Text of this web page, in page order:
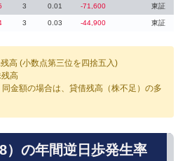
3 0.01 -71,600 東証
3 0.03 -44,900 東証
残高 (小数点第三位を四捨五入)
残高
金額の場合は、貸借残高（株不足）の多
）の年間逆日歩発生率